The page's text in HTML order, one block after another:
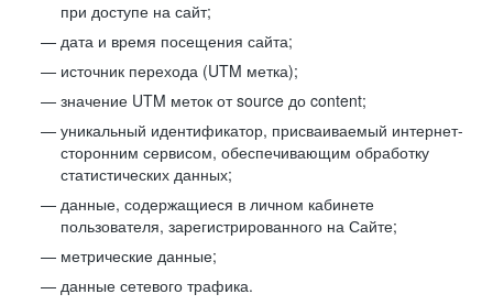
при доступе на сайт;
дата и время посещения сайта;
источник перехода (UTM метка);
значение UTM меток от source до content;
уникальный идентификатор, присваиваемый интернет-
сторонним сервисом, обеспечивающим обработку
статистических данных;
данные, содержащиеся в личном кабинете
пользователя, зарегистрированного на Сайте;
метрические данные;
данные сетевого трафика.